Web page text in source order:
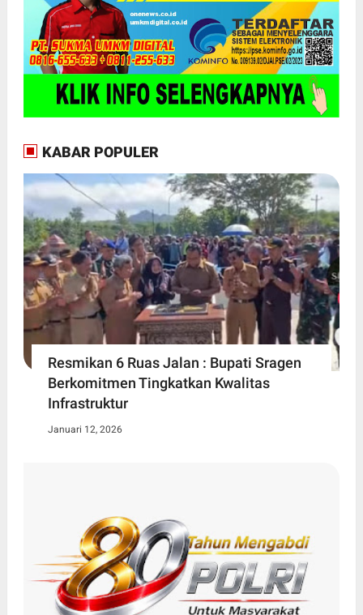
KABAR POPULER
Resmikan 6 Ruas Jalan : Bupati Sragen
Berkomitmen Tingkatkan Kwalitas
Infrastruktur
Januari 12, 2026